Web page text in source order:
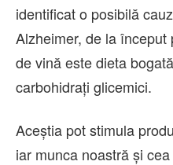
identificat o posibilă
Alzheimer, de la
de vină este dieta
carbohidrați glicemici.
Aceștia pot stimula
iar munca noastră și